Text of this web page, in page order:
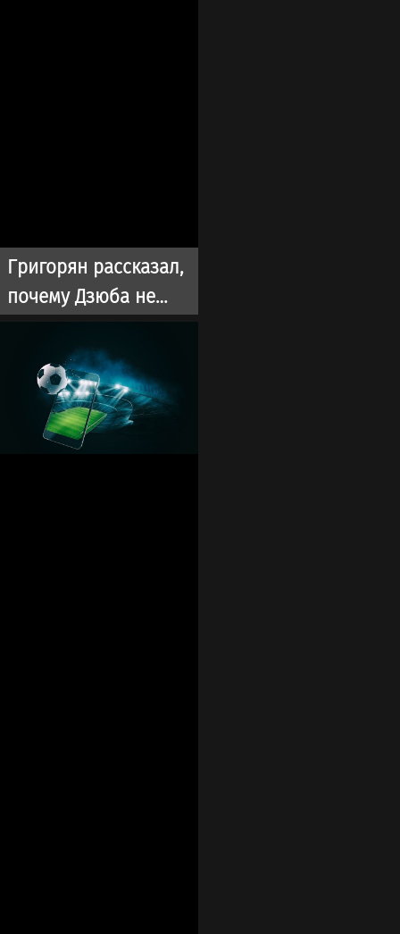
Григорян рассказал,
почему Дзюба не
команду в РПЛ